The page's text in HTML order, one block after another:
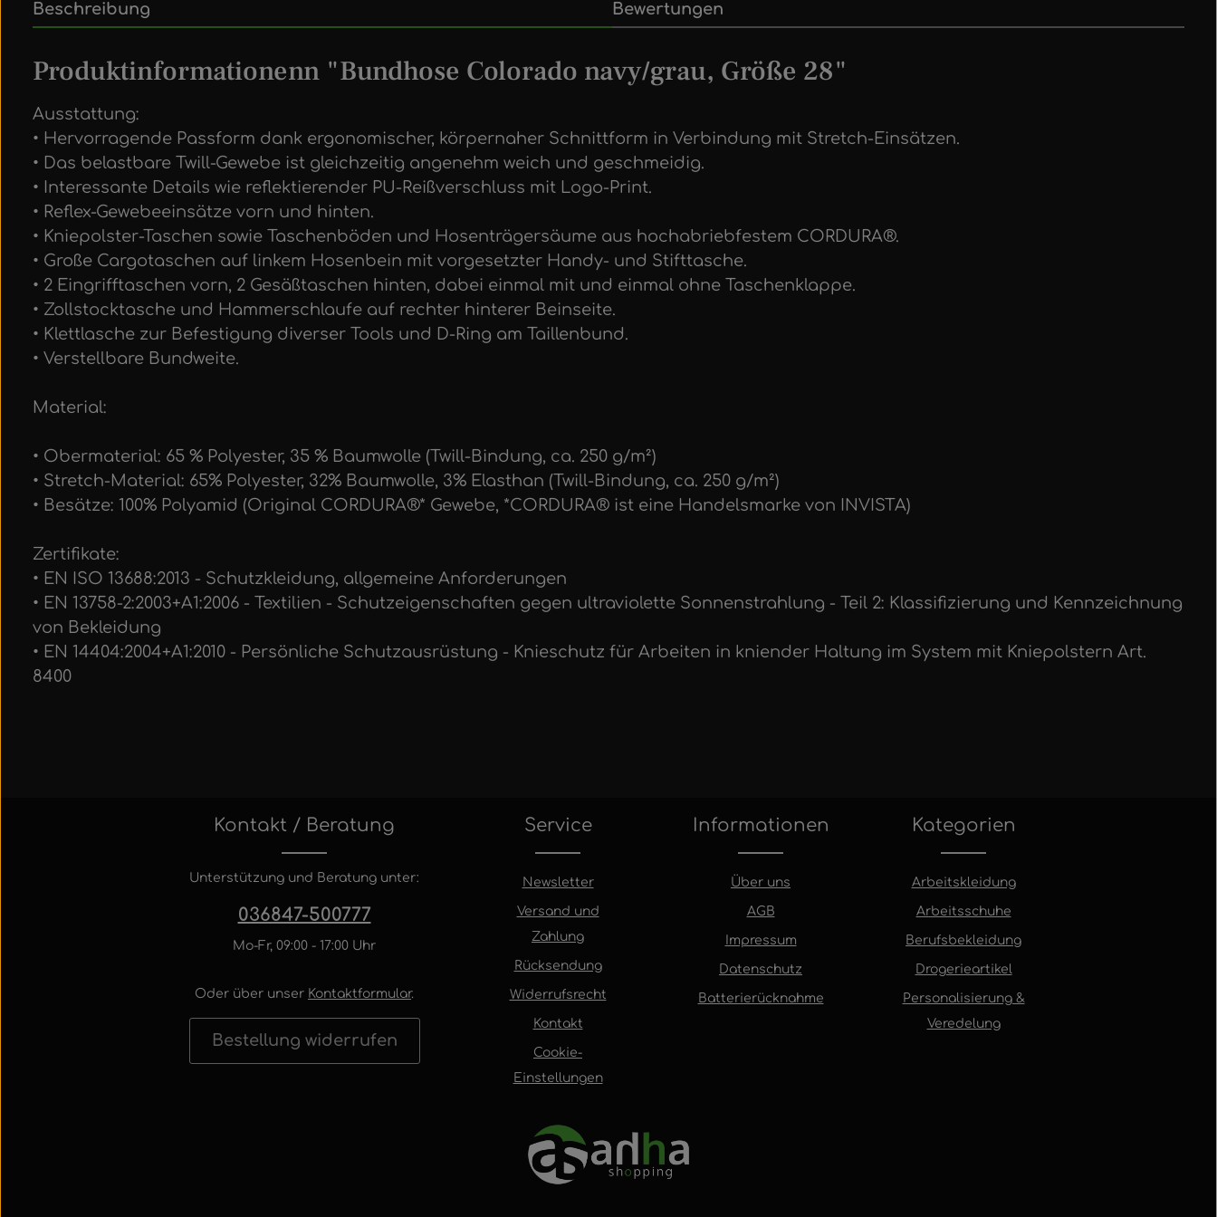
Beschreibung Bewertungen
Produktinformationenn "Bundhose Colorado navy/grau, Größe 28"
Ausstattung:
• Hervorragende Passform dank ergonomischer, körpernaher Schnittform in Verbindung mit Stretch-Einsätzen.
• Das belastbare Twill-Gewebe ist gleichzeitig angenehm weich und geschmeidig.
• Interessante Details wie reflektierender PU-Reißverschluss mit Logo-Print.
• Reflex-Gewebeeinsätze vorn und hinten.
• Kniepolster-Taschen sowie Taschenböden und Hosenträgersäume aus hochabriebfestem CORDURA®.
• Große Cargotaschen auf linkem Hosenbein mit vorgesetzter Handy- und Stifttasche.
• 2 Eingrifftaschen vorn, 2 Gesäßtaschen hinten, dabei einmal mit und einmal ohne Taschenklappe.
• Zollstocktasche und Hammerschlaufe auf rechter hinterer Beinseite.
• Klettlasche zur Befestigung diverser Tools und D-Ring am Taillenbund.
• Verstellbare Bundweite.
Material:
• Obermaterial: 65 % Polyester, 35 % Baumwolle (Twill-Bindung, ca. 250 g/m²)
• Stretch-Material: 65% Polyester, 32% Baumwolle, 3% Elasthan (Twill-Bindung, ca. 250 g/m²)
• Besätze: 100% Polyamid (Original CORDURA®* Gewebe, *CORDURA® ist eine Handelsmarke von INVISTA)
Zertifikate:
• EN ISO 13688:2013 - Schutzkleidung, allgemeine Anforderungen
• EN 13758-2:2003+A1:2006 - Textilien - Schutzeigenschaften gegen ultraviolette Sonnenstrahlung - Teil 2: Klassifizierung und Kennzeichnung
von Bekleidung
• EN 14404:2004+A1:2010 - Persönliche Schutzausrüstung - Knieschutz für Arbeiten in kniender Haltung im System mit Kniepolstern Art.
8400
Kontakt / Beratung
Unterstützung und Beratung unter:
036847-500777
Mo-Fr, 09:00 - 17:00 Uhr
Oder über unser Kontaktformular.
Bestellung widerrufen
Service
Newsletter
Versand und
Zahlung
Rücksendung
Widerrufsrecht
Kontakt
Cookie-
Einstellungen
Informationen
Über uns
AGB
Impressum
Datenschutz
Batterierücknahme
Kategorien
Arbeitskleidung
Arbeitsschuhe
Berufsbekleidung
Drogerieartikel
Personalisierung &
Veredelung